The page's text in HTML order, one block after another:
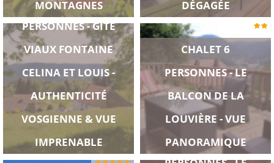
MONTAGNES
DÉGAGÉE
FERME - 14
PERSONNES - GÎTE
VIAUX FONTAINE
CELINA ET LOUIS -
AUTHENTICITÉ
VOSGIENNE & VUE
IMPRENABLE
CHALET 6
PERSONNES - LE
BALCON DE LA
LOUVIÈRE - VUE
PANORAMIQUE
CHALET 6